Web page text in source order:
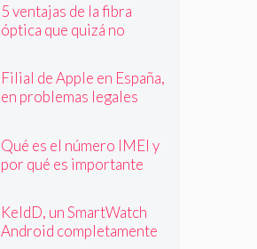
5 ventajas de la fibra
óptica que quizá no
Filial de Apple en España,
en problemas legales
Qué es el número IMEI y
por qué es importante
KeldD, un SmartWatch
Android completamente